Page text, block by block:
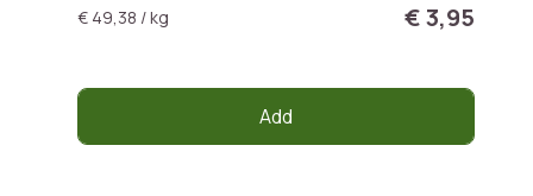
€ 49,38 / kg
€ 3,95
Add